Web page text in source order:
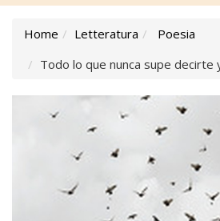
Home Letteratura
Poesia
Todo lo que nunca supe